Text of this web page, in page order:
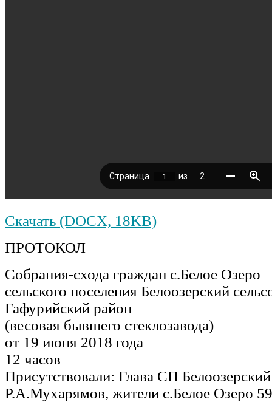
Скачать (DOCX, 18KB)
ПРОТОКОЛ
Собрания-схода граждан с.Белое Озеро
сельского поселения Белоозерский
Гафурийский район
(весовая бывшего стеклозавода)
от 19 июня 2018 года
12 часов
Присутствовали: Глава СП Белоозерский
Р.А.Мухарямов, жители с.Белое Озеро